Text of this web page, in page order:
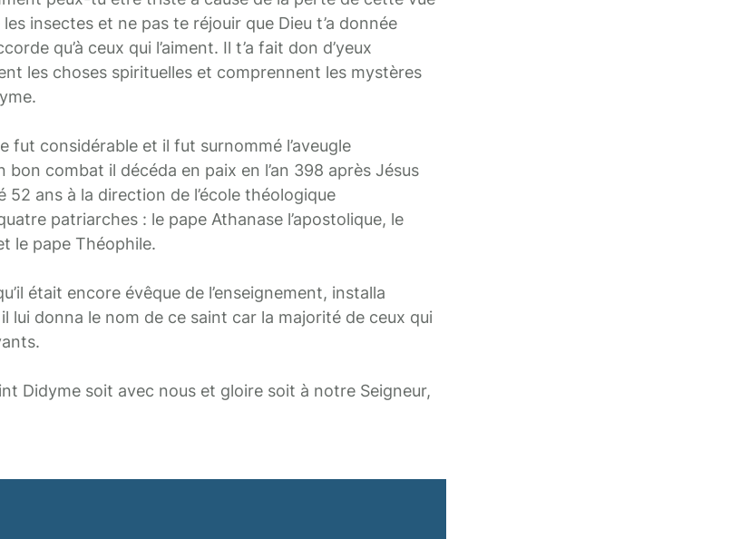
insectes et ne pas te réjouir que Dieu t’a donnée
qu’à ceux qui l’aiment. Il t’a fait don d’yeux
les choses spirituelles et comprennent les mystères
considérable et il fut surnommé l’aveugle
combat il décéda en paix en l’an 398 après Jésus
52 ans à la direction de l’école théologique
patriarches : le pape Athanase l’apostolique, le
le pape Théophile.
était encore évêque de l’enseignement, installa
lui donna le nom de ce saint car la majorité de ceux qui
Didyme soit avec nous et gloire soit à notre Seigneur,